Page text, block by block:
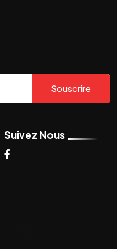
Souscrire
Suivez Nous